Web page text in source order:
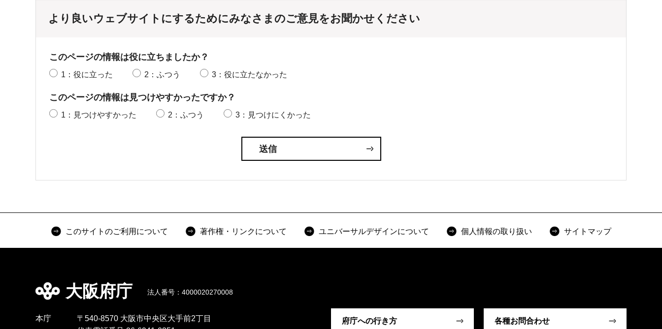
より良いウェブサイトにするためにみなさまのご意見をお聞かせください
このページの情報は役に立ちましたか？
1：役に立った 2：ふつう 3：役に立たなかった
このページの情報は見つけやすかったですか？
1：見つけやすかった 2：ふつう 3：見つけにくかった
このサイトのご利用について 著作権・リンクについて ユニバーサルデザインについて 個人情報の取り扱い サイトマップ
大阪府庁 法人番号：4000020270008
本庁
〒540-8570 大阪市中央区大手前2丁目
府庁への行き方 各種お問合わせ